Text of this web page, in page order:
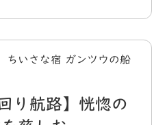
ちいさな宿 ガンツウの船
り航路】恍惚の